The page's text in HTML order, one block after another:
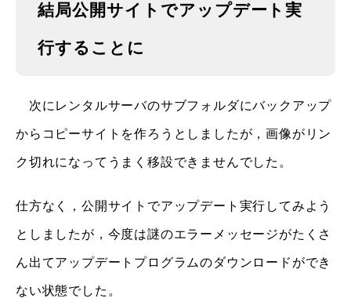
結局公開サイトでアップデート実
行することに
次にレンタルサーバのサブフォルダにバックアップ
からコピーサイトを作ろうとしましたが，画像がリン
ク切れになってうまく移設できませんでした。
仕方なく，公開サイトでアップデート実行してみよう
としましたが，今度は謎のエラーメッセージがたくさ
ん出てアップデートプログラムのダウンロードができ
ない状態でした。